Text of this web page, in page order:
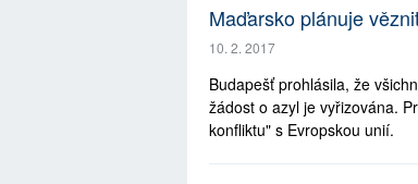
Maďarsko plánuje
10. 2. 2017
Budapešť prohlásila, že
žádost o azyl je vyřizována.
konfliktu" s Evropskou unií.